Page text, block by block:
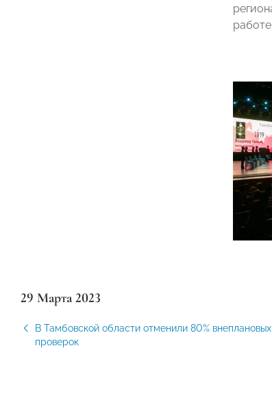
29 Марта 2023
В Тамбовской области отменили 80% внеплановых
проверок